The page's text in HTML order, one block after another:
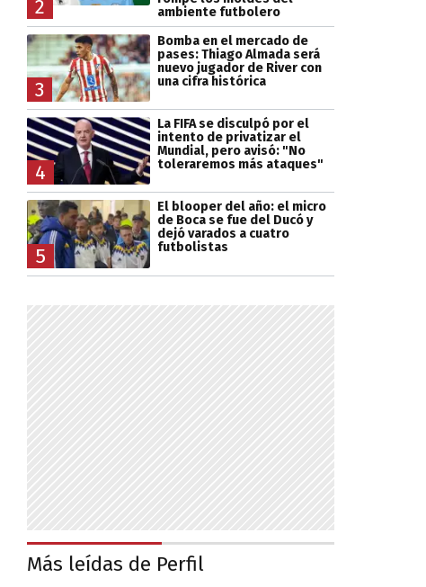
2
ambiente futbolero
3
Bomba en el mercado de
pases: Thiago Almada será
nuevo jugador de River con
una cifra histórica
4
La FIFA se disculpó por el
intento de privatizar el
Mundial, pero avisó: "No
toleraremos más ataques"
5
El blooper del año: el micro
de Boca se fue del Ducó y
dejó varados a cuatro
futbolistas
Más leídas de Perfil